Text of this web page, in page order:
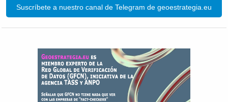
Suscríbete a nuestro canal de Telegram de geoestrategia.eu